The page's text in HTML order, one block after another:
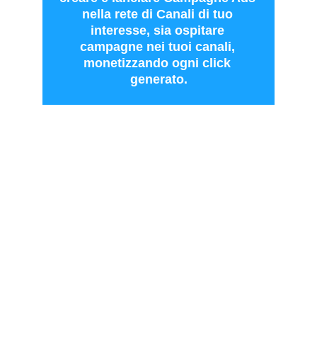
nella rete di Canali di tuo
interesse, sia ospitare
campagne nei tuoi canali,
monetizzando ogni click
generato.